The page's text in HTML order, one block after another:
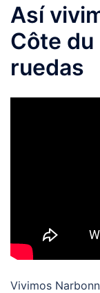
Así
Côte
ruedas
Vivimos